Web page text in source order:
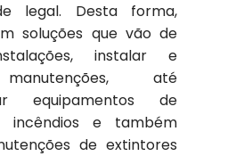
legal. Desta forma,
soluções que vão de
instalar e
até
equipamentos de
incêndios e também
de extintores